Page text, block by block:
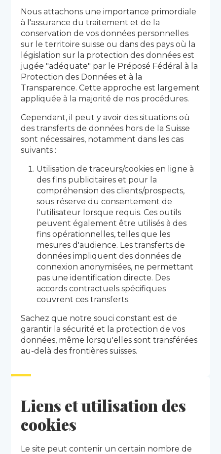
Nous attachons une importance primordiale
à l'assurance du traitement et de la
conservation de vos données personnelles
sur le territoire suisse ou dans des pays où la
législation sur la protection des données est
jugée "adéquate" par le Préposé Fédéral à la
Protection des Données et à la
Transparence. Cette approche est largement
appliquée à la majorité de nos procédures.
Cependant, il peut y avoir des situations où
des transferts de données hors de la Suisse
sont nécessaires, notamment dans les cas
suivants :
Utilisation de traceurs/cookies en ligne à
des fins publicitaires et pour la
compréhension des clients/prospects,
sous réserve du consentement de
l'utilisateur lorsque requis. Ces outils
peuvent également être utilisés à des
fins opérationnelles, telles que les
mesures d'audience. Les transferts de
données impliquent des données de
connexion anonymisées, ne permettant
pas une identification directe. Des
accords contractuels spécifiques
couvrent ces transferts.
Sachez que notre souci constant est de
garantir la sécurité et la protection de vos
données, même lorsqu'elles sont transférées
au-delà des frontières suisses.
Liens et utilisation des
cookies
Le site peut contenir un certain nombre de